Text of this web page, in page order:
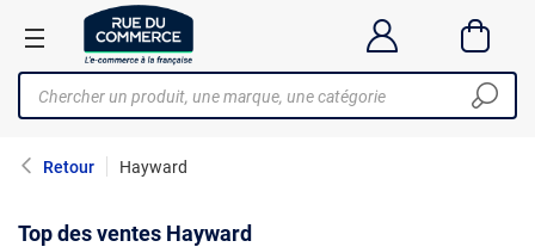
Retour Hayward
Top des ventes Hayward